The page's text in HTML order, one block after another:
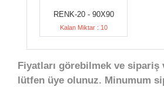
RENK-20 - 90X90
Kalan Miktar : 10
Fiyatları görebilmek ve
lütfen üye olunuz. Minumum